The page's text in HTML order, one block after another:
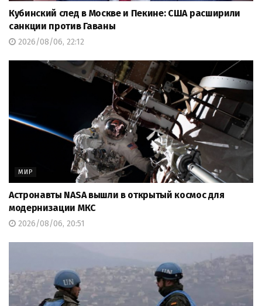
Кубинский след в Москве и Пекине: США расширили
санкции против Гаваны
2026/08/06, 22:12
МИР
Астронавты NASA вышли в открытый космос для
модернизации МКС
2026/08/06, 20:51